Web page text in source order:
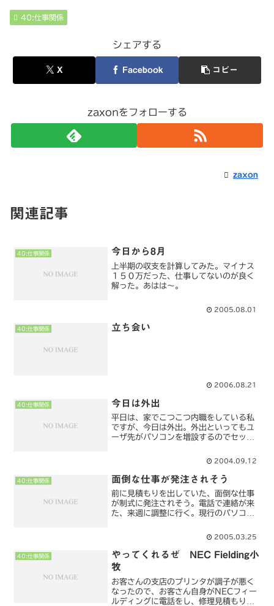
40:仕事関係
シェアする
X Facebook コピー
zaxonをフォローする
zaxon
関連記事
40:仕事関係 今日から8月
上半期の収支を計算してみた。マイナス
１５０万だった、仕事してないのが良く
解った。あはは～。
2005.08.01
40:仕事関係 立ち会い
2006.08.21
40:仕事関係 今日は外出
平日は、家でこつこつ内職をしている私
ですが、今日は外出。外出といってもユ
ーザ先がパソコンを増設するのでセット
て、全然お金になりません（涙そこのユ
ナ、ネットワークと全般的に...
2004.09.12
40:仕事関係 面倒な仕事が発注されそう
前に見積もりを出していた、面倒な仕事
が制式に発注されそう。電話で連絡が来
た、来週に調整に行く。現行のパソコン
まではそのパソコンを使用し現業務をす
る。その間に、調査・修正し新しいパソ
コンに徐々にシフトしてい...
2005.03.25
40:仕事関係
やってくれるぜ NEC Fielding小
牧
お客さんの支店のプリンタが調子が悪く
なったので、お客さん自身がNECフィー
ルディングに電話をし、修理見積もりを